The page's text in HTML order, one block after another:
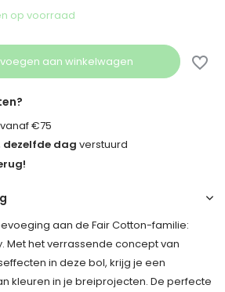
op voorraad
aan winkelwagen
€75
dezelfde dag verstuurd
aan de Fair Cotton-familie:
Met het verrassende concept van
in deze bol, krijg je een
kleuren in je breiprojecten. De perfecte